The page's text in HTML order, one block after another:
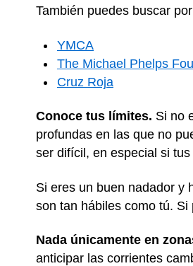
También puedes buscar
YMCA
The Michael Phelps
Cruz Roja
Conoce tus límites. Si no
profundas en las que no
ser difícil, en especial si
Si eres un buen nadador y
son tan hábiles como tú.
Nada únicamente en
anticipar las corrientes